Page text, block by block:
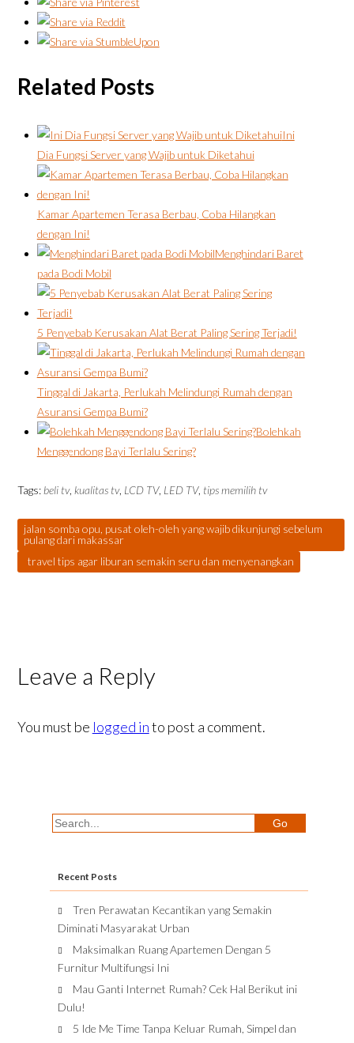
Related Posts
Ini
Dia Fungsi Server yang Wajib untuk Diketahui
Kamar Apartemen Terasa Berbau, Coba Hilangkan
dengan Ini!
Menghindari Baret
pada Bodi Mobil
5 Penyebab Kerusakan Alat Berat Paling Sering Terjadi!
Tinggal di Jakarta, Perlukah Melindungi Rumah dengan
Asuransi Gempa Bumi?
Bolehkah
Menggendong Bayi Terlalu Sering?
Tags: beli tv, kualitas tv, LCD TV, LED TV, tips memilih tv
jalan somba opu, pusat oleh-oleh yang wajib dikunjungi sebelum
pulang dari makassar
travel tips agar liburan semakin seru dan menyenangkan
Leave a Reply
You must be logged into post a comment.
Recent Posts
Tren Perawatan Kecantikan yang Semakin
Diminati Masyarakat Urban
Maksimalkan Ruang Apartemen Dengan 5
Furnitur Multifungsi Ini
Mau Ganti Internet Rumah? Cek Hal Berikut ini
Dulu!
5 Ide Me Time Tanpa Keluar Rumah, Simpel dan